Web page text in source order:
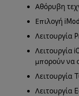
Αθόρυβη
Επιλογή
Λειτουργία
Λειτουργία
μπορούν να
Λειτουργία
Λειτουργία